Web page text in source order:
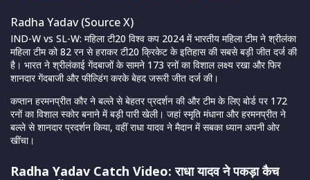
Radha Yadav (Source X)
IND-W vs SL-W: महिला टी20 विश्व कप 2024 में भारतीय महिला टीम ने श्रीलंका
महिला टीम को 82 रन से हराकर टी20 क्रिकेट के इतिहास की सबसे बड़ी जीत दर्ज की
है। भारत ने श्रीलंकाई गेंदबाजों के सामने 173 रनों का विशाल लक्ष्य रखा और फिर
शानदार गेंदबाजी और फील्डिंग करके बेहद जरूरी जीत दर्ज की।
कप्तान हरमनप्रीत कौर ने बल्ले सेबेहतर प्रदर्शन की और टीम के लिए बोर्ड पर 172
रनों का विशाल स्कोर बनाने में बड़ी पारी खेली। जहांस्मृति मंधानाऔर हरमनप्रीत ने
बल्ले से शानदार प्रदर्शन किया, वहीं राधा यादव ने मैदान में सबका ध्यान अपनी ओर
खींचा।
Radha Yadav Catch Video: राधा यादव ने पकड़ा कैच